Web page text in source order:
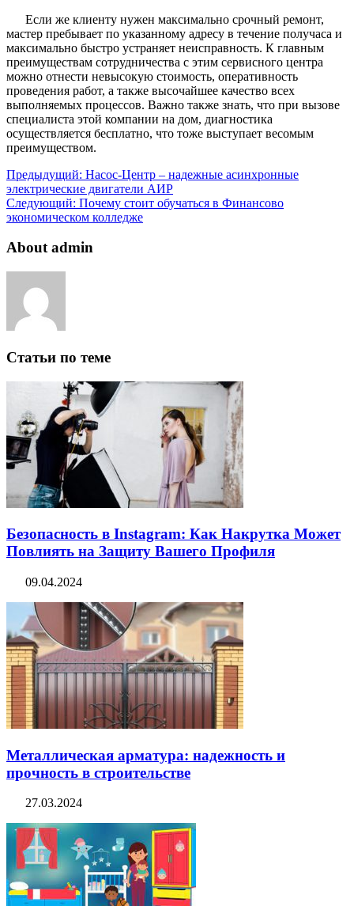
Если же клиенту нужен максимально срочный ремонт,
мастер пребывает по указанному адресу в течение получаса и
максимально быстро устраняет неисправность. К главным
преимуществам сотрудничества с этим сервисного центра
можно отнести невысокую стоимость, оперативность
проведения работ, а также высочайшее качество всех
выполняемых процессов. Важно также знать, что при вызове
специалиста этой компании на дом, диагностика
осуществляется бесплатно, что тоже выступает весомым
преимуществом.
Предыдущий: Насос-Центр – надежные асинхронные
электрические двигатели АИР
Следующий: Почему стоит обучаться в Финансово
экономическом колледже
About admin
Статьи по теме
Безопасность в Instagram: Как Накрутка Может
Повлиять на Защиту Вашего Профиля
09.04.2024
Металлическая арматура: надежность и
прочность в строительстве
27.03.2024